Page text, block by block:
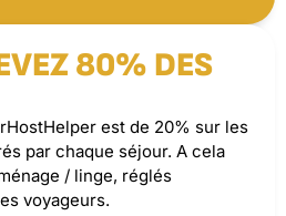
80% DES
est de 20% sur les
par chaque séjour. A cela
/ linge, réglés
voyageurs.